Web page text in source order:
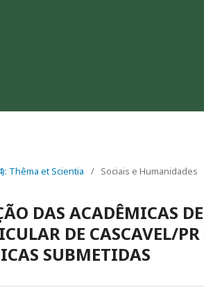
Thêma et Scientia / Sociais e Humanidades
DAS ACADÊMICAS
DE CASCAVEL/
SUBMETIDAS